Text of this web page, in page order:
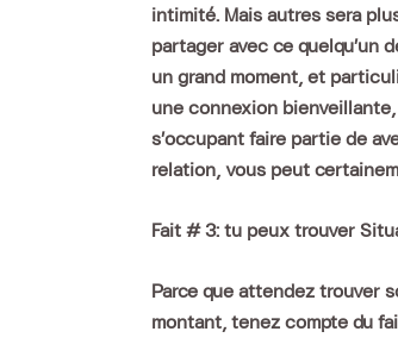
intimité. Mais autres sera
partager avec ce quelqu’un
un grand moment, et
une connexion
s’occupant faire partie de
relation, vous peut
Fait # 3: tu peux trouver
Parce que attendez trouver
montant, tenez compte du